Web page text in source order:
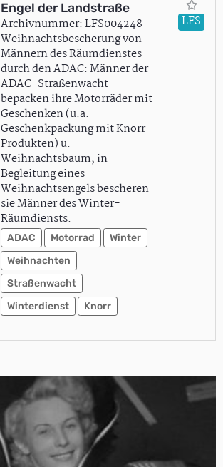
Engel der Landstraße
Archivnummer: LFS004248
Weihnachtsbescherung von
Männern des Räumdienstes
durch den ADAC: Männer der
ADAC-Straßenwacht
bepacken ihre Motorräder mit
Geschenken (u.a.
Geschenkpackung mit Knorr-
Produkten) u.
Weihnachtsbaum, in
Begleitung eines
Weihnachtsengels bescheren
sie Männer des Winter-
Räumdiensts.
ADAC Motorrad
Winter
Weihnachten
Straßenwacht
Winterdienst
Knorr
LFS